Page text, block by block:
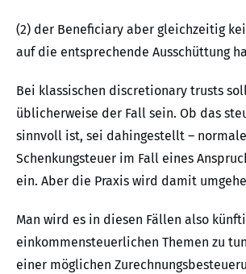
(2) der Beneficiary aber gleichzeitig
auf die entsprechende Ausschüttung
Bei klassischen discretionary trusts
üblicherweise der Fall sein. Ob das
sinnvoll ist, sei dahingestellt –
Schenkungsteuer im Fall eines
ein. Aber die Praxis wird damit
Man wird es in diesen Fällen also
einkommensteuerlichen Themen zu
einer möglichen